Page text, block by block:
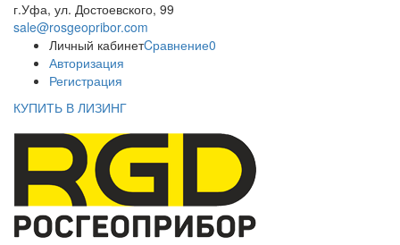
г.Уфа, ул. Достоевского, 99
sale@rosgeopribor.com
Личный кабинет
Авторизация
Регистрация
Cравнение0
КУПИТЬ В ЛИЗИНГ